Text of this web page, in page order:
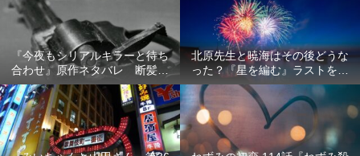
『今夜もシリアルキラーと待ち
合わせ』原作ネタバレ 断髪オ
ブジェ殺人事件 犯人の正体や
結末を解説
北原先生と暁海はその後どうな
った？『星を編む』ラストをネ
タバレ解説